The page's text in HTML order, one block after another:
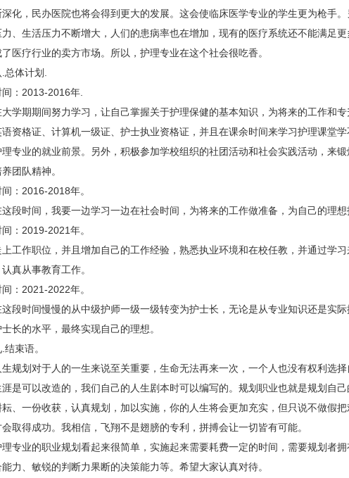
深化，民办医院也将会得到更大的发展。这会使临床医学专业的学生更为枪手
力、生活压力不断增大，人们的患病率也在增加，现有的医疗系统还不能满足
医疗行业的卖方市场。所以，护理专业在这个社会很吃香。
体计划.
2013-2016年.
期期间努力学习，让自己掌握关于护理保健的基本知识，为将来的工作和专
语资格证、计算机一级证、护士执业资格证，并且在课余时间来学习护理课堂
理专业的就业前景。另外，积极参加学校组织的社团活动和社会实践活动，来
团队精神。
2016-2018年。
时间，我要一边学习一边在社会时间，为将来的工作做准备，为自己的理想
2019-2021年。
作职位，并且增加自己的工作经验，熟悉执业环境和在校任教，并通过学习
真从事教育工作。
2021-2022年。
时间慢慢的从中级护师一级一级转变为护士长，无论是从专业知识还是实际
长的水平，最终实现自己的理想。
束语。
划对于人的一生来说至关重要，生命无法再来一次，一个人也没有权利选择
是可以改造的，我们自己的人生剧本时可以编写的。规划职业也就是规划自己
、一份收获，认真规划，加以实施，你的人生将会更加充实，但只说不做假
取得成功。我相信，飞翔不是翅膀的专利，拼搏会让一切皆有可能。
业的职业规划看起来很简单，实施起来需要耗费一定的时间，需要规划者拥
力、 敏锐的判断力果断的决策能力等。希望大家认真对待。